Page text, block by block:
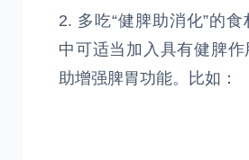
2. 多吃“健脾助消化”的
中可适当加入具有健脾
助增强脾胃功能。比如：